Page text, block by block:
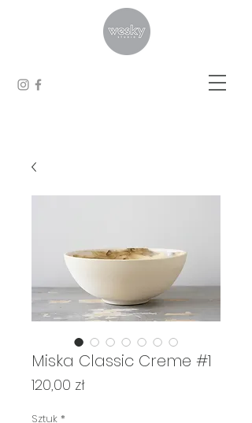
Miska Classic Creme #1
120,00 złCena
Sztuk *